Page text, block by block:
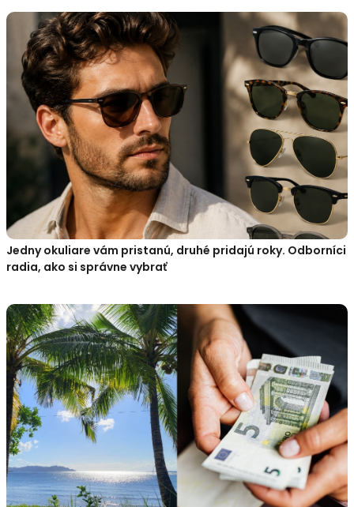
Jedny okuliare vám pristanú, druhé pridajú roky. Odborníci
radia, ako si správne vybrať